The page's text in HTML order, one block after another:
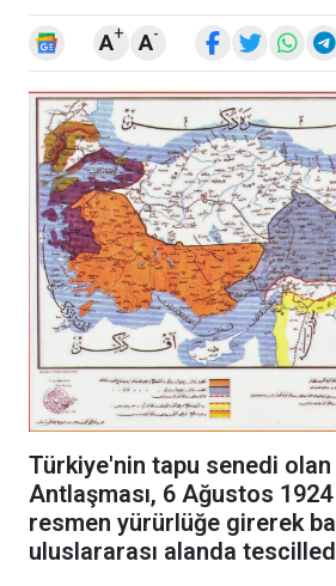
A+ A-
Türkiye'nin tapu senedi olan
Antlaşması, 6 Ağustos
resmen yürürlüğe girerek
uluslararası alanda